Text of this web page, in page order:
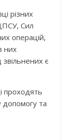
різних
Сил
операцій,
них
є
проходять
та